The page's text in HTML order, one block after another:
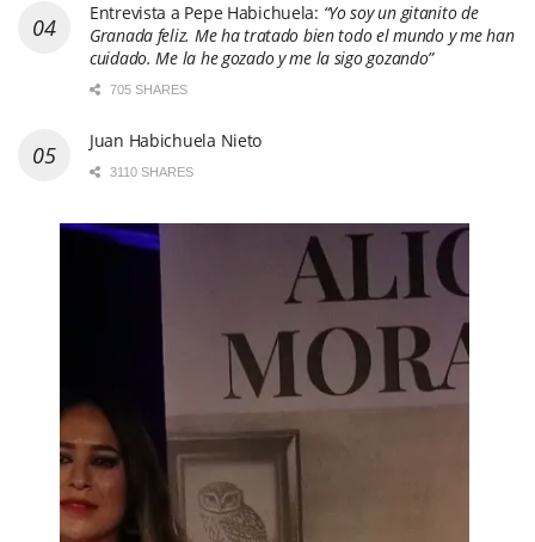
Entrevista a Pepe Habichuela: “Yo soy un gitanito de
Granada feliz. Me ha tratado bien todo el mundo y me han
cuidado. Me la he gozado y me la sigo gozando”
705 SHARES
Juan Habichuela Nieto
3110 SHARES